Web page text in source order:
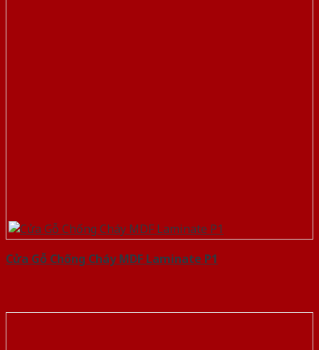
Cửa Gỗ Chống Cháy MDF Laminate P1